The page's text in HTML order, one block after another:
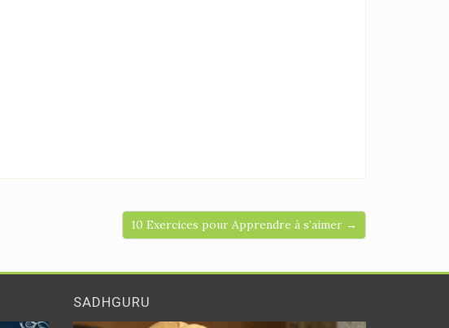
10 Exercices pour Apprendre à s’aimer →
SADHGURU